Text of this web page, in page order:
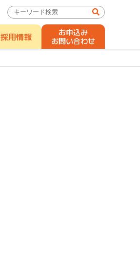
採用情報
お申込み
お問い合わせ